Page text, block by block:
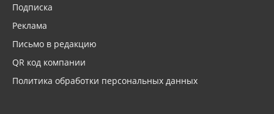
Подписка
Реклама
Письмо в редакцию
QR код компании
Политика обработки персональных данных